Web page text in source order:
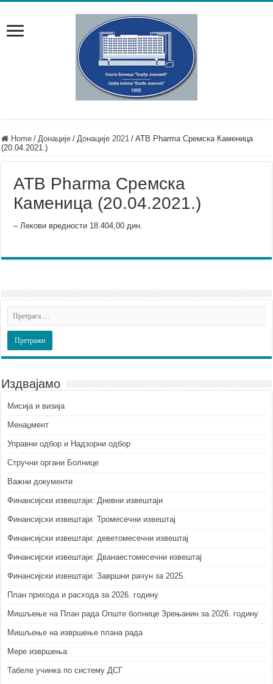
Home / Донације / Донације 2021 / АТB Pharma Сремска Каменица
(20.04.2021.)
АТB Pharma Сремска
Каменица (20.04.2021.)
– Лекови вредности 18.404,00 дин.
Издвајамо
Мисија и визија
Менаџмент
Управни одбор и Надзорни одбор
Стручни органи Болнице
Важни документи
Финансијски извештаји: Дневни извештаји
Финансијски извештаји: Тромесечни извештај
Финансијски извештаји: деветомесечни извештај
Финансијски извештаји: Дванаестомесечни извештај
Финансијски извештаји: Завршни рачун за 2025.
План прихода и расхода за 2026. годину
Мишљење на План рада Опште болнице Зрењанин за 2026. годину
Мишљење на извршење плана рада
Мере извршења
Табеле учинка по систему ДСГ